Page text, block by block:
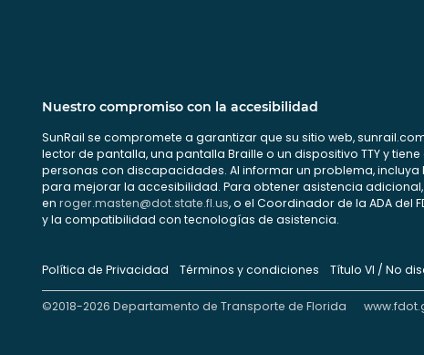
Nuestro compromiso con la accesibilidad
SunRail se compromete a garantizar que su sitio web,
lector de pantalla, una pantalla Braille o un dispositivo TTY y
personas con discapacidades. Al informar un problema,
para mejorar la accesibilidad. Para obtener asistencia adicional,
en roger.masten@dot.state.fl.us, o el Coordinador de la ADA del
y la compatibilidad con tecnologías de asistencia.
Política de Privacidad Términos y condiciones Título VI / No
©2018-2026 Departamento de Transporte de Florida